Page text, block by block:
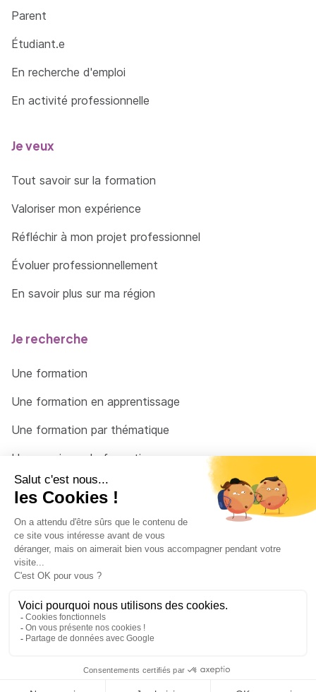
Parent
Étudiant.e
En recherche d'emploi
En activité professionnelle
Je veux
Tout savoir sur la formation
Valoriser mon expérience
Réfléchir à mon projet professionnel
Évoluer professionnellement
En savoir plus sur ma région
Je recherche
Une formation
Une formation en apprentissage
Une formation par thématique
Un organisme de formation
Un conseiller
Une solution pour raccrocher
© 2026 - Côté Formations - par Via Compétences
Menu Pied de page
Mentions Légales
Politique de confidentialité